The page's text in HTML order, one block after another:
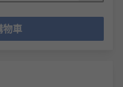
物車